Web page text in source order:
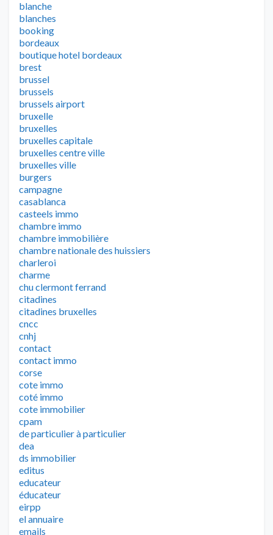
blanche
blanches
booking
bordeaux
boutique hotel bordeaux
brest
brussel
brussels
brussels airport
bruxelle
bruxelles
bruxelles capitale
bruxelles centre ville
bruxelles ville
burgers
campagne
casablanca
casteels immo
chambre immo
chambre immobilière
chambre nationale des huissiers
charleroi
charme
chu clermont ferrand
citadines
citadines bruxelles
cncc
cnhj
contact
contact immo
corse
cote immo
coté immo
cote immobilier
cpam
de particulier à particulier
dea
ds immobilier
editus
educateur
éducateur
eirpp
el annuaire
emails